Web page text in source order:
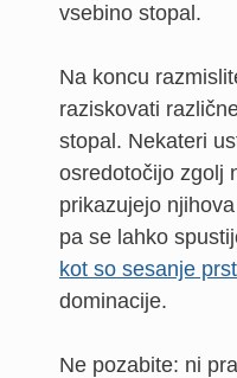
vsebino stopal.
Na koncu
raziskovati
stopal. Nekateri
osredotočijo zgolj
prikazujejo
pa se lahko
kot so sesanje
dominacije.
Ne pozabite: ni